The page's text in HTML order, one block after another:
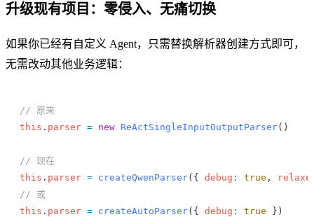
升级现有项目：零侵入、无痛切换
如果你已经有自定义 Agent，只需替换解析器创建方式即可，
无需改动其他业务逻辑：
// 原来
this . parser = new ReActSingleInputOutputParser()
// 现在
this . parser = createQwenParser({ debug : true ,
// 或
this . parser = createAutoParser({ debug : true })